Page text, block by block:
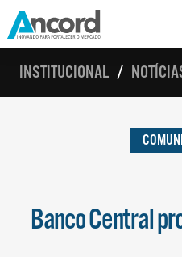
INSTITUCIONAL
Banco Central